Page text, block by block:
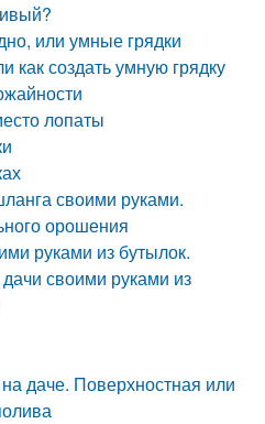
или умные грядки
как создать умную грядку
лопаты
своими руками.
орошения
руками из бутылок.
своими руками из
даче. Поверхностная или